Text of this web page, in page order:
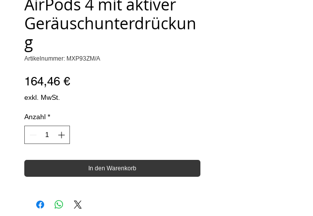
AirPods 4 mit aktiver
Geräuschunterdrückun
g
Artikelnummer: MXP93ZM/A
164,46 €Preis
exkl. MwSt.
Anzahl *
In den Warenkorb